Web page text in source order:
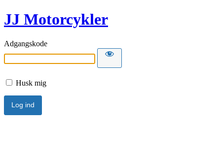
JJ Motorcykler
Adgangskode
Husk mig